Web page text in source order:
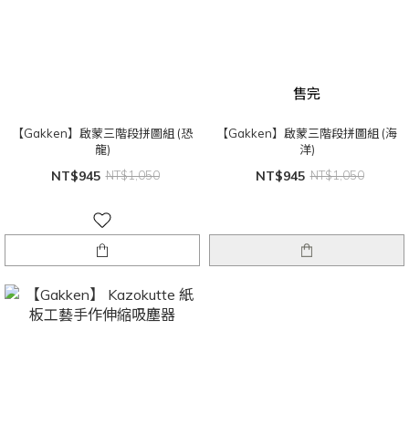
【Gakken】啟蒙三階段拼圖組 (恐
龍)
NT$945 NT$1,050
售完
【Gakken】啟蒙三階段拼圖組 (海
洋)
NT$945 NT$1,050